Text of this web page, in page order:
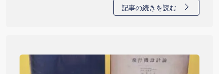
記事の続きを読む